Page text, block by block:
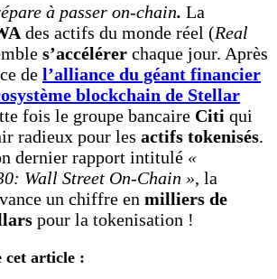
à passer on-chain. La
des actifs du monde réel (Real
s’accélérer chaque jour. Après
de l’alliance du géant financier
blockchain de Stellar
fois le groupe bancaire Citi qui
radieux pour les actifs tokenisés.
dernier rapport intitulé «
Wall Street On-Chain », la
un chiffre en milliers de
pour la tokenisation !
cet article :